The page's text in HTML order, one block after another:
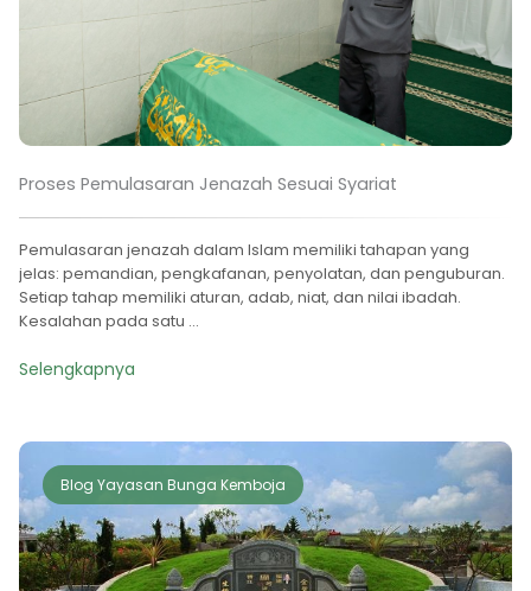
Proses Pemulasaran Jenazah Sesuai Syariat
Pemulasaran jenazah dalam Islam memiliki tahapan yang
jelas: pemandian, pengkafanan, penyolatan, dan penguburan.
Setiap tahap memiliki aturan, adab, niat, dan nilai ibadah.
Kesalahan pada satu ...
Selengkapnya
Blog Yayasan Bunga Kemboja